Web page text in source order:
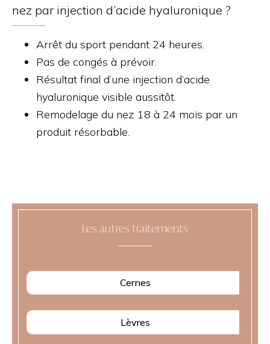
nez par injection d’acide hyaluronique ?
Arrêt du sport pendant 24 heures.
Pas de congés à prévoir.
Résultat final d’une injection d’acide
hyaluronique visible aussitôt.
Remodelage du nez 18 à 24 mois par un
produit résorbable.
Les autres traitements
Cernes
Lèvres